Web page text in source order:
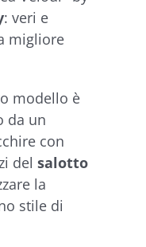
: veri e
migliore
modello è
da un
con
del salotto
la
stile di